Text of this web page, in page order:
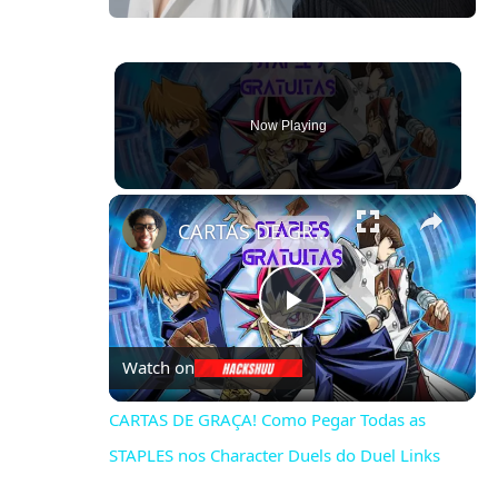
Now Playing
×
Play
Video
CARTAS DE GRAÇA! Como Pegar Todas as STAPLES nos Character Duels do Duel Links
Watch on
CARTAS DE GRAÇA! Como Pegar Todas as
STAPLES nos Character Duels do Duel Links